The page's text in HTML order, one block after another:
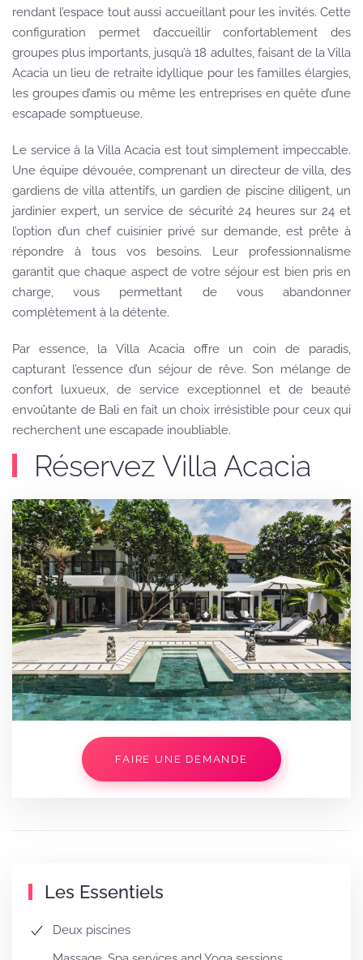
rendant l’espace tout aussi accueillant pour les invités. Cette
configuration permet d’accueillir confortablement des
groupes plus importants, jusqu’à 18 adultes, faisant de la Villa
Acacia un lieu de retraite idyllique pour les familles élargies,
les groupes d’amis ou même les entreprises en quête d’une
escapade somptueuse.
Le service à la Villa Acacia est tout simplement impeccable.
Une équipe dévouée, comprenant un directeur de villa, des
gardiens de villa attentifs, un gardien de piscine diligent, un
jardinier expert, un service de sécurité 24 heures sur 24 et
l’option d’un chef cuisinier privé sur demande, est prête à
répondre à tous vos besoins. Leur professionnalisme
garantit que chaque aspect de votre séjour est bien pris en
charge, vous permettant de vous abandonner
complètement à la détente.
Par essence, la Villa Acacia offre un coin de paradis,
capturant l’essence d’un séjour de rêve. Son mélange de
confort luxueux, de service exceptionnel et de beauté
envoûtante de Bali en fait un choix irrésistible pour ceux qui
recherchent une escapade inoubliable.
Réservez Villa Acacia
FAIRE UNE DEMANDE
Les Essentiels
Deux piscines